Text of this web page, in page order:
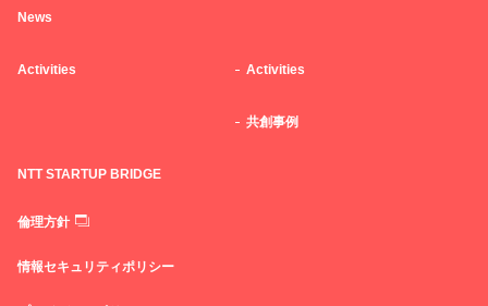
News
Activities Activities
共創事例
NTT STARTUP BRIDGE
倫理方針
情報セキュリティポリシー